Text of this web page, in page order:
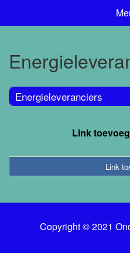
Energieleveranciers
Link
Link
Copyright © 2021